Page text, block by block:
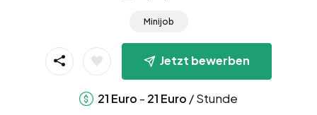
Minijob
Jetzt bewerben
21 Euro - 21 Euro / Stunde